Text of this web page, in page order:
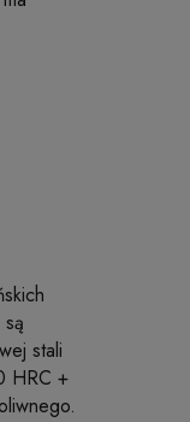
stali
HRC +